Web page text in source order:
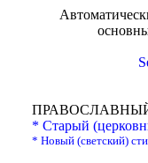
* Старый
* Новый (светский)